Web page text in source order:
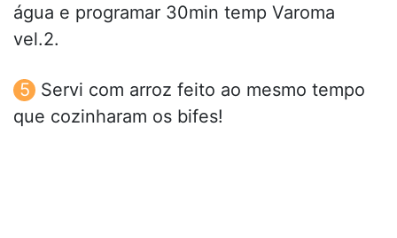
água e programar 30min temp Varoma
vel.2.
Servi com arroz feito ao mesmo tempo
que cozinharam os bifes!